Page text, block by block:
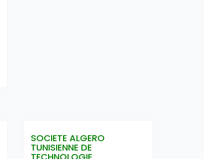
SOCIETE ALGERO
TUNISIENNE DE